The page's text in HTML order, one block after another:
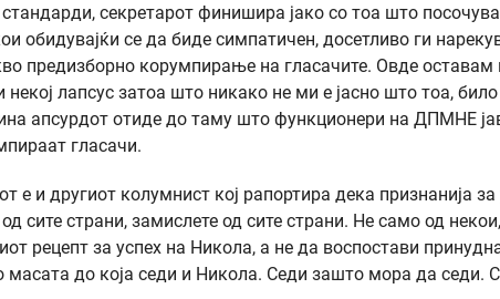
секретарот финишира јако со тоа што
обидувајќи се да биде симпатичен, досетливо ги
предизборно корумпирање на гласачите. Овде оставам
лапсус затоа што никако не ми е јасно што тоа,
апсурдот отиде до таму што функционери на ДПМНЕ
гласачи.
е и другиот колумнист кој рапортира дека признанија
сите страни, замислете од сите страни. Не само од
рецепт за успех на Никола, а не да воспостави
до која седи и Никола. Седи зашто мора да седи.